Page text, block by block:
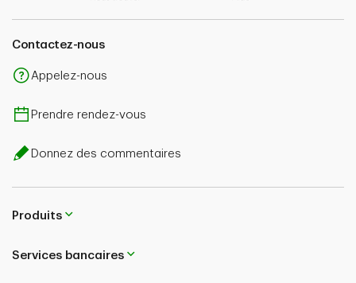
Contactez-nous
Appelez-nous
Prendre rendez-vous
Donnez des commentaires
Produits
Services bancaires